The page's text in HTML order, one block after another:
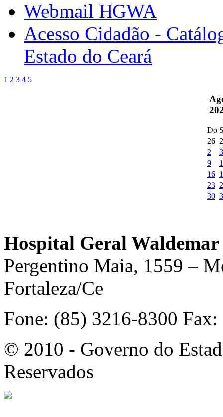
Webmail HGWA
Acesso Cidadão -
Estado do Ceará
1 2 3 4 5
Do
26
2
3
9
16
23
30
Hospital Geral
Pergentino Maia, 1559 –
Fortaleza/Ce
Fone: (85) 3216-8300
© 2010 - Governo do
Reservados